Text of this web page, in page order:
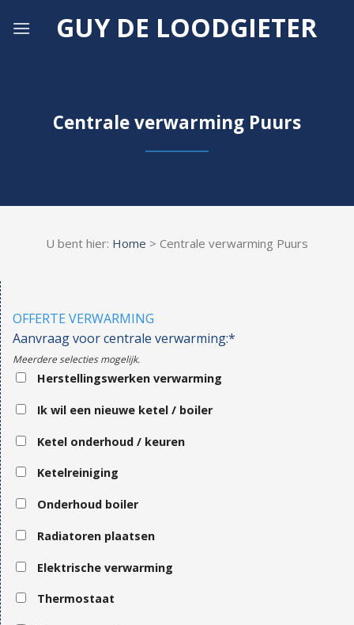
GUY DE LOODGIETER
Centrale verwarming Puurs
U bent hier: Home > Centrale verwarming Puurs
OFFERTE VERWARMING
Aanvraag voor centrale verwarming:*
Meerdere selecties mogelijk.
Herstellingswerken verwarming
Ik wil een nieuwe ketel / boiler
Ketel onderhoud / keuren
Ketelreiniging
Onderhoud boiler
Radiatoren plaatsen
Elektrische verwarming
Thermostaat